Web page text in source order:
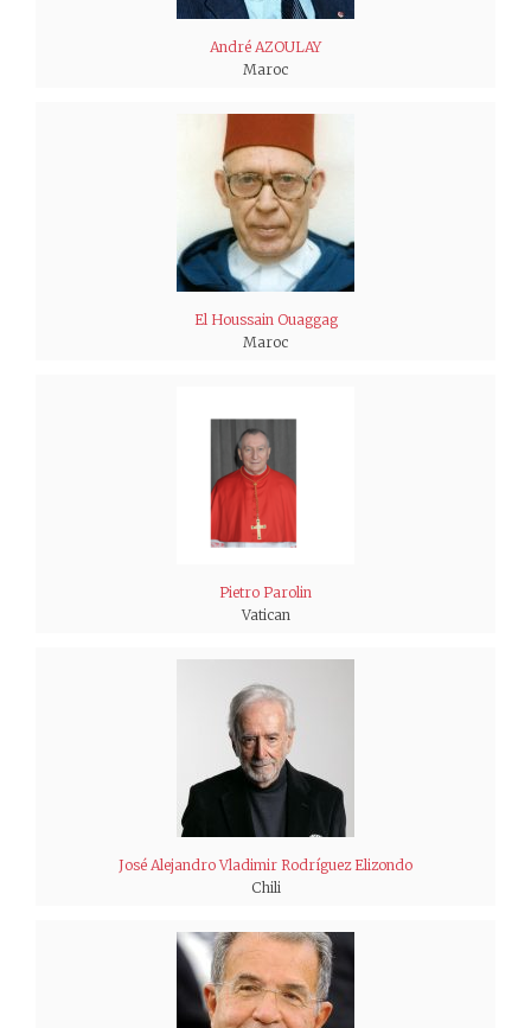
André AZOULAY
Maroc
El Houssain Ouaggag
Maroc
Pietro Parolin
Vatican
José Alejandro Vladimir Rodríguez Elizondo
Chili